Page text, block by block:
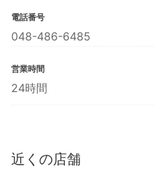
電話番号
048-486-6485
営業時間
24時間
近くの店舗